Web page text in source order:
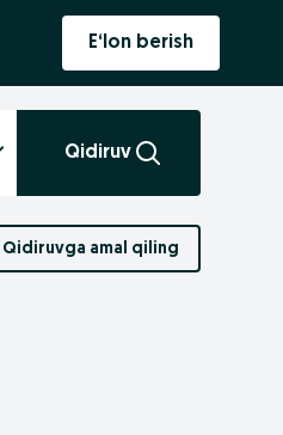
E‘lon berish
Qidiruv
Qidiruvga amal qiling